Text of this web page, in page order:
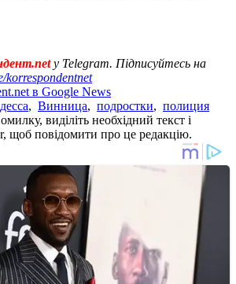
у Telegram. Підписуйтесь на
korrespondentnet
в Google News
, Винница, подростки, полиция
виділіть необхідний текст і
щоб повідомити про це редакцію.